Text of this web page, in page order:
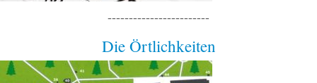
------------------------
Die Örtlichkeiten